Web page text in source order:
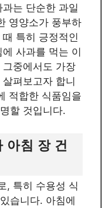
는 단순한 과일
영양소가 풍부하
특히 긍정적인
사과를 먹는 이
중에서도 가장
펴보고자 합니
적합한 식품임을
할 것입니다.
아침 장 건
, 특히 수용성 식
습니다. 아침에